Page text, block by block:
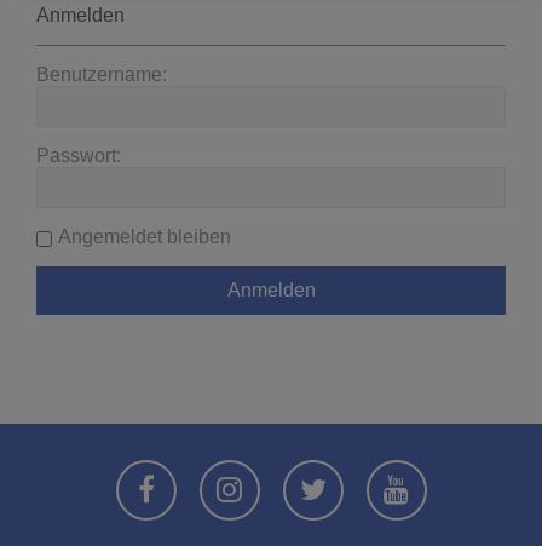
Anmelden
Benutzername:
Passwort:
Angemeldet bleiben